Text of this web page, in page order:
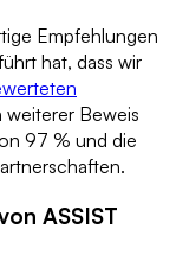
Empfehlungen
hat, dass wir
weiterer Beweis
97 % und die
ASSIST